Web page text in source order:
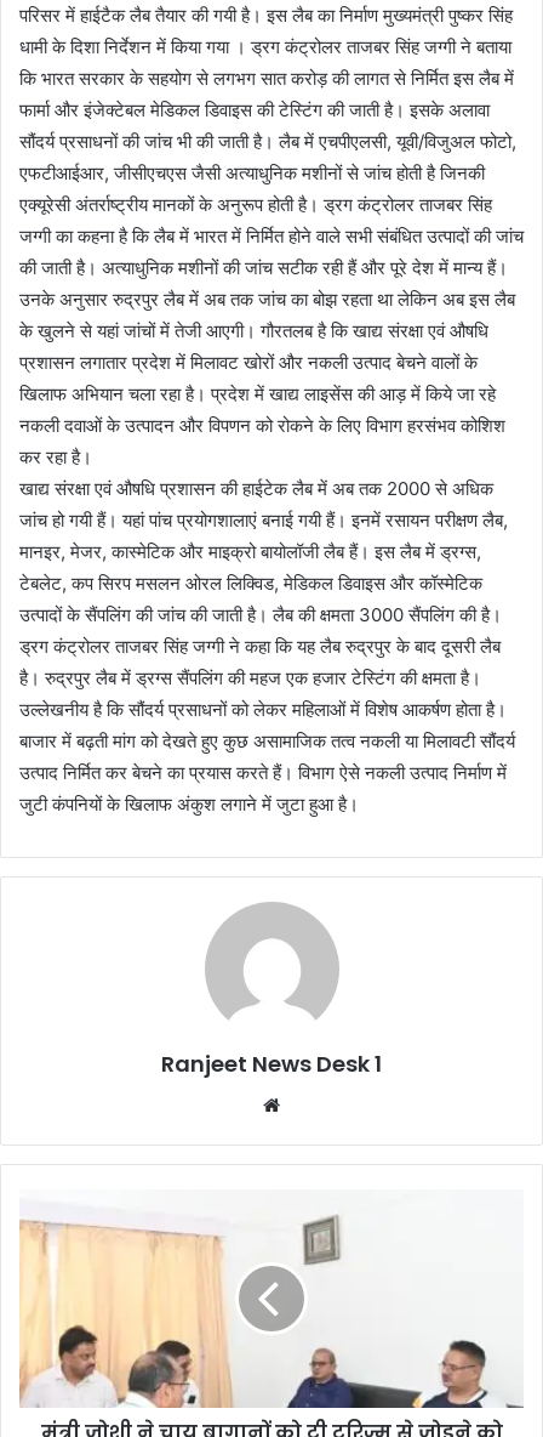
परिसर में हाईटैक लैब तैयार की गयी है। इस लैब का निर्माण मुख्यमंत्री पुष्कर सिंह
धामी के दिशा निर्देशन में किया गया । ड्रग कंट्रोलर ताजबर सिंह जग्गी ने बताया
कि भारत सरकार के सहयोग से लगभग सात करोड़ की लागत से निर्मित इस लैब में
फार्मा और इंजेक्टेबल मेडिकल डिवाइस की टेस्टिंग की जाती है। इसके अलावा
सौंदर्य प्रसाधनों की जांच भी की जाती है। लैब में एचपीएलसी, यूवी/विजुअल फोटो,
एफटीआईआर, जीसीएचएस जैसी अत्याधुनिक मशीनों से जांच होती है जिनकी
एक्यूरेसी अंतर्राष्ट्रीय मानकों के अनुरूप होती है। ड्रग कंट्रोलर ताजबर सिंह
जग्गी का कहना है कि लैब में भारत में निर्मित होने वाले सभी संबंधित उत्पादों की जांच
की जाती है। अत्याधुनिक मशीनों की जांच सटीक रही हैं और पूरे देश में मान्य हैं।
उनके अनुसार रुद्रपुर लैब में अब तक जांच का बोझ रहता था लेकिन अब इस लैब
के खुलने से यहां जांचों में तेजी आएगी। गौरतलब है कि खाद्य संरक्षा एवं औषधि
प्रशासन लगातार प्रदेश में मिलावट खोरों और नकली उत्पाद बेचने वालों के
खिलाफ अभियान चला रहा है। प्रदेश में खाद्य लाइसेंस की आड़ में किये जा रहे
नकली दवाओं के उत्पादन और विपणन को रोकने के लिए विभाग हरसंभव कोशिश
कर रहा है।
खाद्य संरक्षा एवं औषधि प्रशासन की हाईटेक लैब में अब तक 2000 से अधिक
जांच हो गयी हैं। यहां पांच प्रयोगशालाएं बनाई गयी हैं। इनमें रसायन परीक्षण लैब,
मानइर, मेजर, कास्मेटिक और माइक्रो बायोलॉजी लैब हैं। इस लैब में ड्रग्स,
टेबलेट, कप सिरप मसलन ओरल लिक्विड, मेडिकल डिवाइस और कॉस्मेटिक
उत्पादों के सैंपलिंग की जांच की जाती है। लैब की क्षमता 3000 सैंपलिंग की है।
ड्रग कंट्रोलर ताजबर सिंह जग्गी ने कहा कि यह लैब रुद्रपुर के बाद दूसरी लैब
है। रुद्रपुर लैब में ड्रग्स सैंपलिंग की महज एक हजार टेस्टिंग की क्षमता है।
उल्लेखनीय है कि सौंदर्य प्रसाधनों को लेकर महिलाओं में विशेष आकर्षण होता है।
बाजार में बढ़ती मांग को देखते हुए कुछ असामाजिक तत्व नकली या मिलावटी सौंदर्य
उत्पाद निर्मित कर बेचने का प्रयास करते हैं। विभाग ऐसे नकली उत्पाद निर्माण में
जुटी कंपनियों के खिलाफ अंकुश लगाने में जुटा हुआ है।
Ranjeet News Desk 1
te